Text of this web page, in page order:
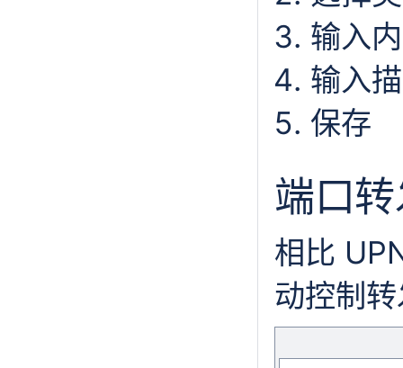
输入
输入
保存
端口
相比
动控制